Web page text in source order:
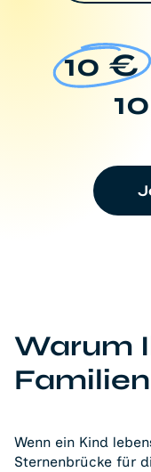
10 €
Warum
Wenn ein Kind
Sternenbrücke für